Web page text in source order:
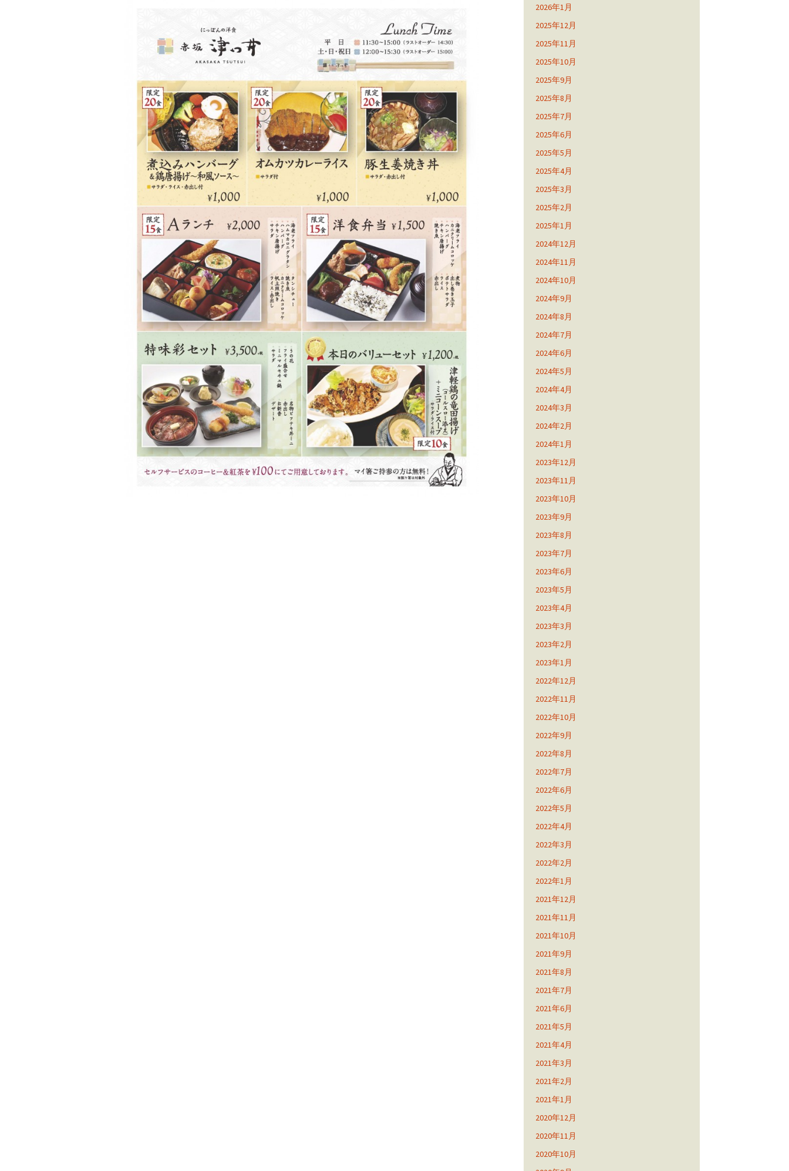
2026年1月
2025年12月
2025年11月
2025年10月
2025年9月
2025年8月
2025年7月
2025年6月
2025年5月
2025年4月
2025年3月
2025年2月
2025年1月
2024年12月
2024年11月
2024年10月
2024年9月
2024年8月
2024年7月
2024年6月
2024年5月
2024年4月
2024年3月
2024年2月
2024年1月
2023年12月
2023年11月
2023年10月
2023年9月
2023年8月
2023年7月
2023年6月
2023年5月
2023年4月
2023年3月
2023年2月
2023年1月
2022年12月
2022年11月
2022年10月
2022年9月
2022年8月
2022年7月
2022年6月
2022年5月
2022年4月
2022年3月
2022年2月
2022年1月
2021年12月
2021年11月
2021年10月
2021年9月
2021年8月
2021年7月
2021年6月
2021年5月
2021年4月
2021年3月
2021年2月
2021年1月
2020年12月
2020年11月
2020年10月